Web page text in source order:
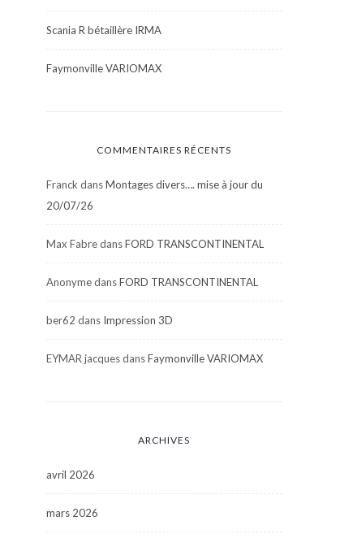
Scania R bétaillère IRMA
Faymonville VARIOMAX
COMMENTAIRES RÉCENTS
Franck dansMontages divers…. mise à jour du
20/07/26
Max FabredansFORD TRANSCONTINENTAL
AnonymedansFORD TRANSCONTINENTAL
ber62 dans Impression 3D
EYMAR jacquesdansFaymonville VARIOMAX
ARCHIVES
avril 2026
mars 2026